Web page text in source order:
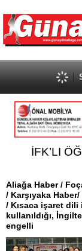
İFK’LI
Aliağa Haber /
/ Karşıyaka
/ Kısaca işaret
kullanıldığı,
engelli